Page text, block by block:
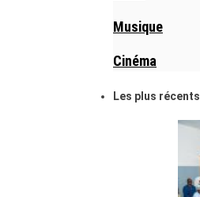
Musique
Cinéma
Les plus récents